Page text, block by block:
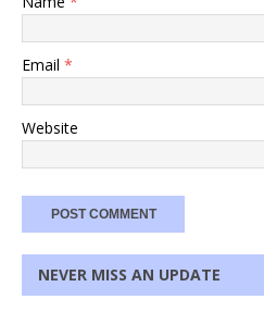
Email *
Website
NEVER MISS AN UPDATE